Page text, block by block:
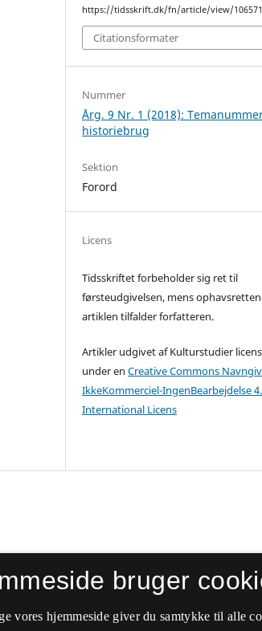
https://tidsskrift.dk/fn/article/view/106571
Citationsformater
Nummer
Årg. 9 Nr. 1 (2018):
historiebrug
Sektion
Forord
Licens
Tidsskriftet forbeholder sig ret til
førsteudgivelsen, mens
artiklen tilfalder forfatteren.
Artikler udgivet af Kulturstudier
under enCreative Commons
IkkeKommerciel-IngenBearbejdelse
International Licens
bruger
vores hjemmeside giver du samtykke til alle